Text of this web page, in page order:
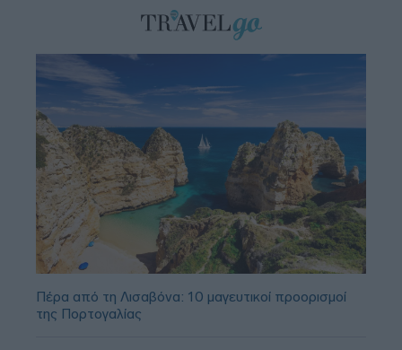
Πέρα από τη Λισαβόνα: 10 μαγευτικοί προορισμοί
της Πορτογαλίας